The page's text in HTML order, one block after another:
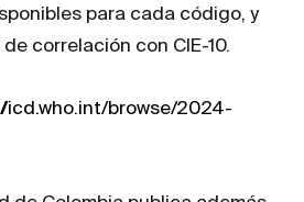
para cada código, y
correlación con CIE-10.
icd.who.int/browse/2024-